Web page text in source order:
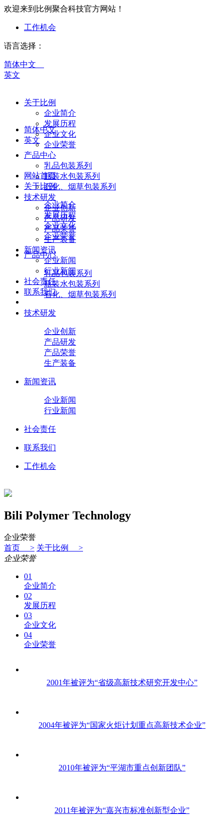
欢迎来到比例聚合科技官方网站！
工作机会
语言选择：
简体中文
英文
关于比例
企业简介
发展历程
企业文化
企业荣誉
产品中心
乳品包装系列
瓶装水包装系列
石化、烟草包装系列
技术研发
企业创新
产品研发
产品荣誉
生产装备
新闻资讯
企业新闻
行业新闻
社会责任
联系我们
简体中文
英文
网站首页
关于比例
企业简介
发展历程
企业文化
企业荣誉
产品中心
乳品包装系列
瓶装水包装系列
石化、烟草包装系列
技术研发
企业创新
产品研发
产品荣誉
生产装备
新闻资讯
企业新闻
行业新闻
社会责任
联系我们
工作机会
Bili Polymer Technology
企业荣誉
首页 > 关于比例 >
企业荣誉
01
企业简介
02
发展历程
03
企业文化
04
企业荣誉
2001年被评为“省级高新技术研究开发中心”
2004年被评为“国家火炬计划重点高新技术企业”
2010年被评为“平湖市重点创新团队”
2011年被评为“嘉兴市标准创新型企业”